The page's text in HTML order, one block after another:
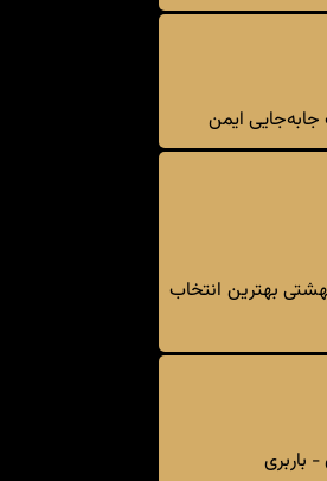
ایمن
بهترین انتخاب
باربری